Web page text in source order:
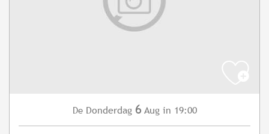
De Donderdag 6 Aug in 19:00